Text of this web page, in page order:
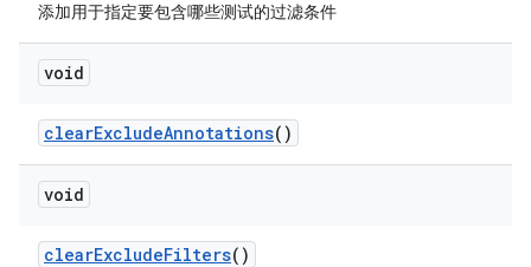
添加用于指定要包含哪些测试的过滤条件
void
clearExcludeAnnotations()
void
clearExcludeFilters()